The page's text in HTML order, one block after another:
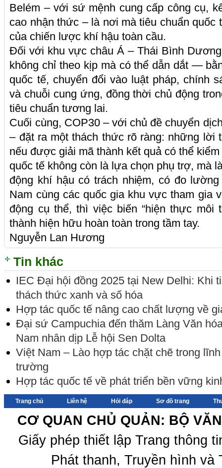
Belém – với sứ mệnh cung cấp công cụ,
cao nhận thức – là nơi mà tiêu chuẩn
của chiến lược khí hậu toàn cầu.
Đối với khu vực châu Á – Thái Bình
không chỉ theo kịp mà có thể dẫn dắt —
quốc tế, chuyển đổi vào luật pháp, chính
và chuỗi cung ứng, đồng thời chủ động
tiêu chuẩn tương lai.
Cuối cùng, COP30 – với chủ đề chuyển
– đặt ra một thách thức rõ ràng: những lời
nếu được giải mã thành kết quả có thể
quốc tế không còn là lựa chọn phụ trợ, mà
động khí hậu có trách nhiệm, có đo
Nam cùng các quốc gia khu vực tham gia
động cụ thể, thì việc biến “hiện thực
thành hiện hữu hoàn toàn trong tầm tay.
Nguyễn Lan Hương
Tin khác
IEC Đại hội đồng 2025 tại New Delhi: Khi
thách thức xanh và số hóa
Hợp tác quốc tế nâng cao chất lượng về
Đại sứ Campuchia đến thăm Làng Văn
Nam nhân dịp Lễ hội Sen Dolta
Việt Nam – Lào hợp tác chặt chẽ trong
trường
Hợp tác quốc tế về phát triển bền vững
Trang chủ Liên hệ Hỏi đáp Sơ đồ trang
CƠ QUAN CHỦ QUẢN: BỘ
Giấy phép thiết lập Trang thông
Phát thanh, Truyền hình